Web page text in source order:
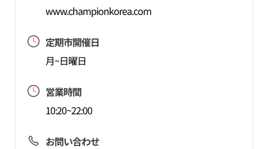
www.championkorea.com
定期市開催日
月~日曜日
営業時間
10:20~22:00
お問い合わせ